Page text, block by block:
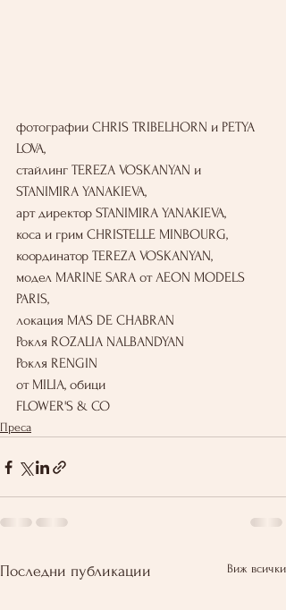
фотографии CHRIS TRIBELHORN и PETYA
LOVA,
стайлинг TEREZA VOSKANYAN и
STANIMIRA YANAKIEVA,
арт директор STANIMIRA YANAKIEVA,
коса и грим CHRISTELLE MINBOURG,
координатор TEREZA VOSKANYAN,
модел MARINE SARA от AEON MODELS
PARIS,
локация MAS DE CHABRAN
Рокля ROZALIA NALBANDYAN
Рокля RENGIN
от MILIA, обици
FLOWER'S & CO
Преса
Последни публикации Виж всички